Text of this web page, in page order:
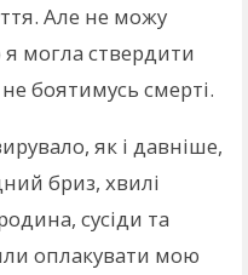
Але не можу
могла ствердити
боятимусь смерті.
як і давніше,
бриз, хвилі
сусіди та
оплакувати мою